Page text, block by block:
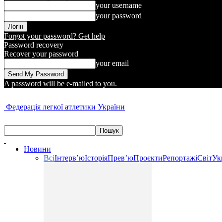
your username
your password
Forgot your password? Get help
Password recovery
Recover your password
your email
A password will be e-mailed to you.
Федерація легкої атлетики України
Новини
ВсіІнтерв’юІсторіяПрев’юПроєктиРепортажіСвіт